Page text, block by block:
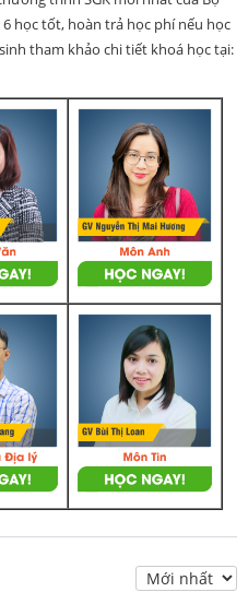
học tốt, hoàn trả học phí nếu học
tham khảo chi tiết khoá học tại: